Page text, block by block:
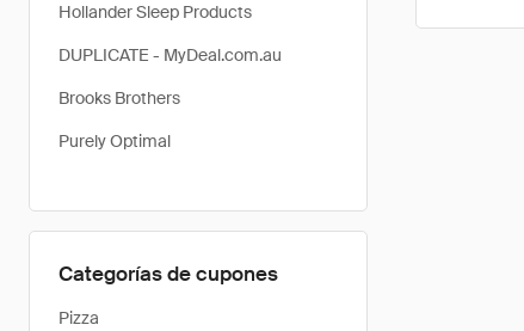
Hollander Sleep Products
DUPLICATE - MyDeal.com.au
Brooks Brothers
Purely Optimal
Categorías de cupones
Pizza